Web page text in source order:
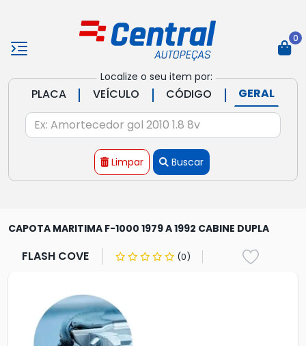
Localize o seu item por:
PLACA | VEÍCULO | CÓDIGO | GERAL
Limpar Buscar
0
CAPOTA MARITIMA F-1000 1979 A 1992 CABINE DUPLA
FLASH COVE (0)